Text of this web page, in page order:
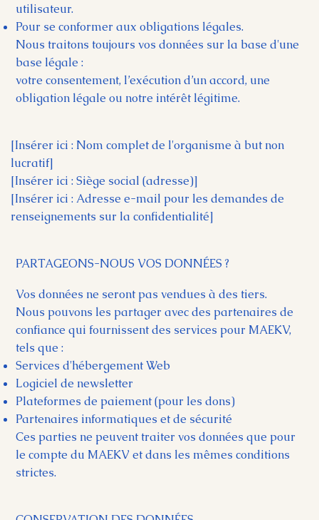
[Insérer ici : Nom complet de l'organisme à but non
lucratif]
[Insérer ici : Siège social (adresse)]
[Insérer ici : Adresse e-mail pour les demandes de
renseignements sur la confidentialité]
utilisateur.
Pour se conformer aux obligations légales.
Nous traitons toujours vos données sur la base d'une
base légale :
votre consentement, l’exécution d’un accord, une
obligation légale ou notre intérêt légitime.
PARTAGEONS-NOUS VOS DONNÉES ?
Vos données ne seront pas vendues à des tiers.
Nous pouvons les partager avec des partenaires de
confiance qui fournissent des services pour MAEKV,
tels que :
Services d'hébergement Web
Logiciel de newsletter
Plateformes de paiement (pour les dons)
Partenaires informatiques et de sécurité
Ces parties ne peuvent traiter vos données que pour
le compte du MAEKV et dans les mêmes conditions
strictes.